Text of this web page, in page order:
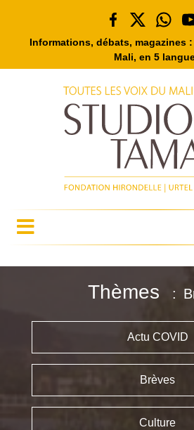
Informations, débats, magazines
Mali, en 5
Thèmes
Actu COVID
Brèves
Culture